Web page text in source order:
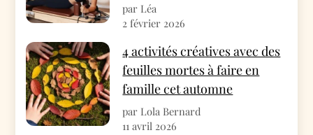
par Léa
2 février 2026
4 activités créatives avec des
feuilles mortes à faire en
famille cet automne
par Lola Bernard
11 avril 2026